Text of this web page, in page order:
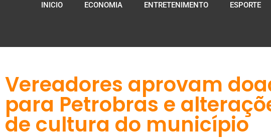
INICIO ECONOMIA ENTRETENIMENTO ESPORTE
Vereadores aprovam
para Petrobras e
de cultura do município